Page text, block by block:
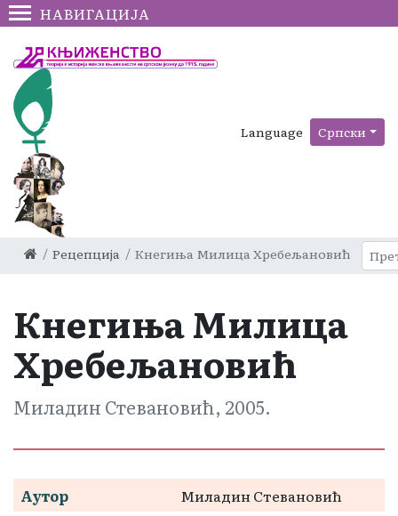
НАВИГАЦИЈА
Language Српски
Рецепција Кнегиња Милица Хребељановић
Кнегиња Милица
Хребељановић
Миладин Стевановић, 2005.
Аутор
Миладин Стевановић